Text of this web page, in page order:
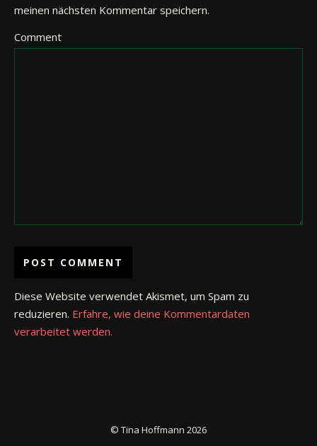
meinen nächsten Kommentar speichern.
Comment
Diese Website verwendet Akismet, um Spam zu
reduzieren. Erfahre, wie deine Kommentardaten
verarbeitet werden.
© Tina Hoffmann 2026